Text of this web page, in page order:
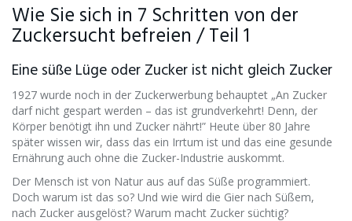
Wie Sie sich in 7 Schritten von der
Zuckersucht befreien / Teil 1
Eine süße Lüge oder Zucker ist nicht gleich Zucker
1927 wurde noch in der Zuckerwerbung behauptet „An Zucker
darf nicht gespart werden – das ist grundverkehrt! Denn, der
Körper benötigt ihn und Zucker nährt!” Heute über 80 Jahre
später wissen wir, dass das ein Irrtum ist und das eine gesunde
Ernährung auch ohne die Zucker-Industrie auskommt.
Der Mensch ist von Natur aus auf das Süße programmiert.
Doch warum ist das so? Und wie wird die Gier nach Süßem,
nach Zucker ausgelöst? Warum macht Zucker süchtig?